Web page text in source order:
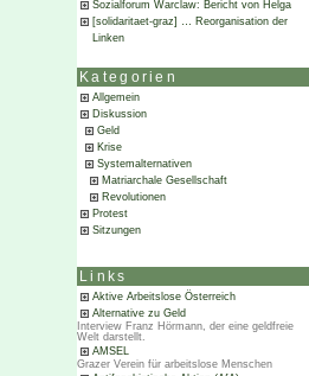
Sozialforum Warclaw: Bericht von Helga
[solidaritaet-graz] … Reorganisation der
Linken
Kategorien
Allgemein
Diskussion
Geld
Krise
Systemalternativen
Matriarchale Gesellschaft
Revolutionen
Protest
Sitzungen
Links
Aktive Arbeitslose Österreich
Alternative zu Geld
Interview Franz Hörmann, der eine geldfreie
Welt darstellt.
AMSEL
Grazer Verein für arbeitslose Menschen